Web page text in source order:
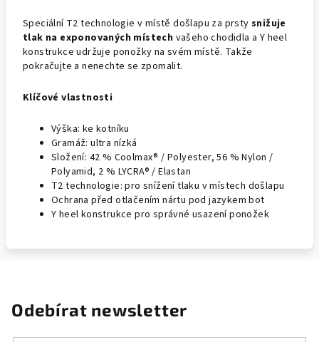
Speciální T2 technologie v místě došlapu za prsty snižuje
tlak na exponovaných místech vašeho chodidla a Y heel
konstrukce udržuje ponožky na svém místě. Takže
pokračujte a nenechte se zpomalit.
Klíčové vlastnosti
Výška: ke kotníku
Gramáž: ultra nízká
Složení: 42 % Coolmax® / Polyester, 56 % Nylon /
Polyamid, 2 % LYCRA® / Elastan
T2 technologie: pro snížení tlaku v místech došlapu
Ochrana před otlačením nártu pod jazykem bot
Y heel konstrukce pro správné usazení ponožek
Odebírat newsletter